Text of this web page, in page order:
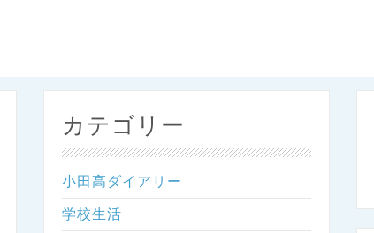
カテゴリー
小田高ダイアリー
学校生活